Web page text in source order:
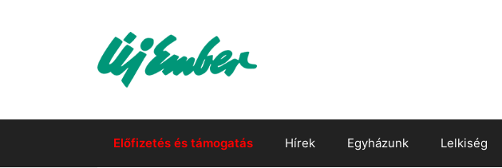
Előfizetés és támogatás Hírek Egyházunk Lelkiség